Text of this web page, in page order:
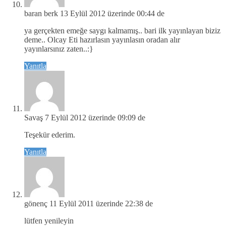
baran berk 13 Eylül 2012 üzerinde 00:44 de
ya gerçekten emeğe saygı kalmamış.. bari ilk yayınlayan biziz
deme.. Olcay Eti hazırlasın yayınlasın oradan alır
yayınlarsınız zaten..:}
Yanıtla
Savaş 7 Eylül 2012 üzerinde 09:09 de
Teşekür ederim.
Yanıtla
gönenç 11 Eylül 2011 üzerinde 22:38 de
lütfen yenileyin